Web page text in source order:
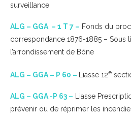
surveillance
ALG – GGA – 1 T 7 – Fonds du
correspondance 1876-1885 – Sous
l’arrondissement de Bône
ALG – GGA – P 60 – Liasse 12e
ALG – GGA -P 63 – Liasse
prévenir ou de réprimer les